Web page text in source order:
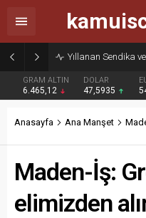
GRAM ALTIN
6.465,12
DOLAR
47,5935
Anasayfa Ana Manşet
Maden-İş:
elimizden